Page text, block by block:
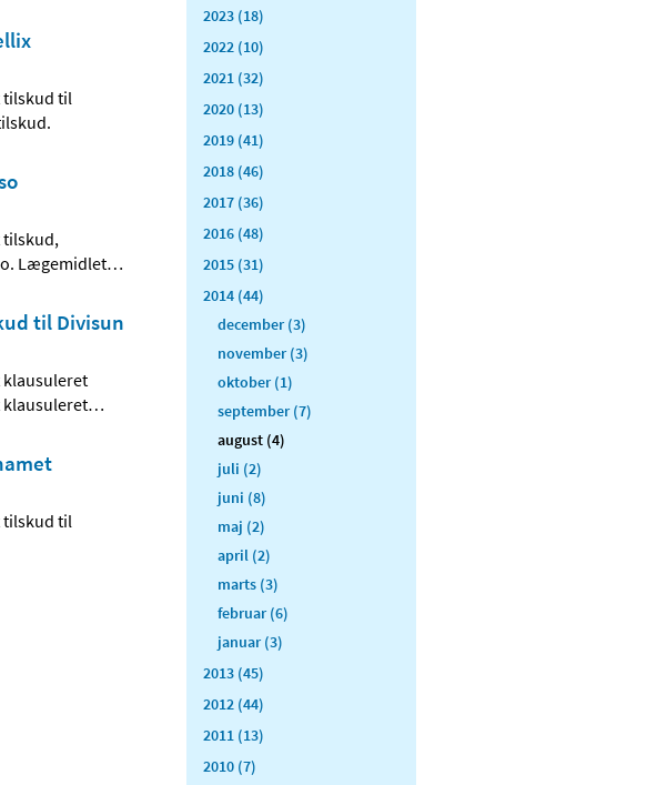
tilskud til
tilskud,
Lægemidlet…
til Divisun
klausuleret
…
tilskud til
2023 (18)
2022 (10)
2021 (32)
2020 (13)
2019 (41)
2018 (46)
2017 (36)
2016 (48)
2015 (31)
2014 (44)
december (3)
november (3)
oktober (1)
september (7)
august (4)
juli (2)
juni (8)
maj (2)
april (2)
marts (3)
februar (6)
januar (3)
2013 (45)
2012 (44)
2011 (13)
2010 (7)